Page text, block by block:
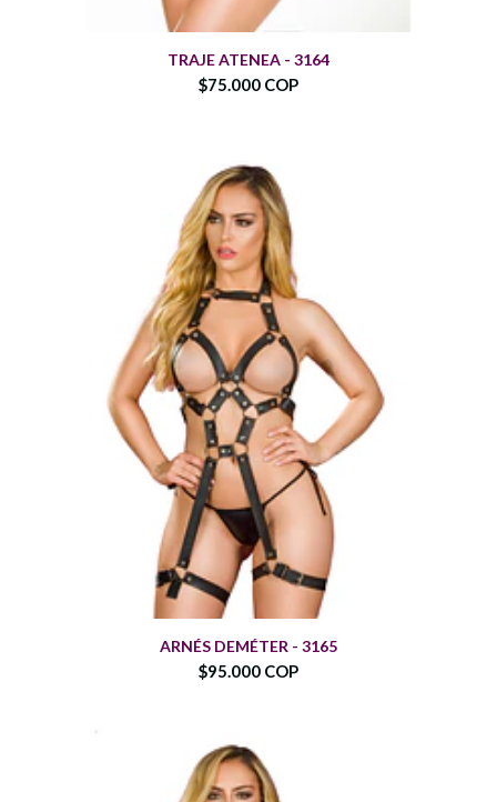
TRAJE ATENEA - 3164
$75.000 COP
ARNÉS DEMÉTER - 3165
$95.000 COP